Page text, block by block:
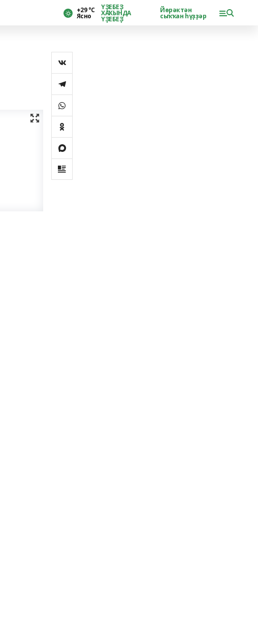
+29 °С
Ясно
ҮҘЕБЕҘ
ХАҠЫНДА
ҮҘЕБЕҘ
Йөрәктән
сыҡҡан һүҙҙәр